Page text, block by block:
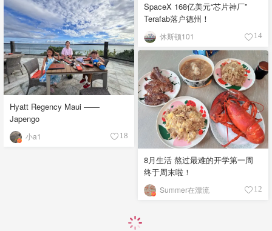
SpaceX 168亿美元“芯片神厂”
Terafab落户德州！
休斯顿101 14
Hyatt Regency Maui ——
Japengo
小a1 18
8月生活 熬过最难的开学第一周
终于周末啦！
Summer在漂流 12